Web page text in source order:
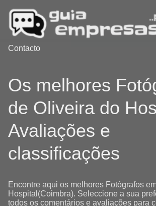
Contacto
Os melhores
de Oliveira do
Avaliações e
classificações
Encontre aqui os melhores Fotógrafos
Hospital(Coimbra). Seleccione a sua
todos os comentários e avaliações para